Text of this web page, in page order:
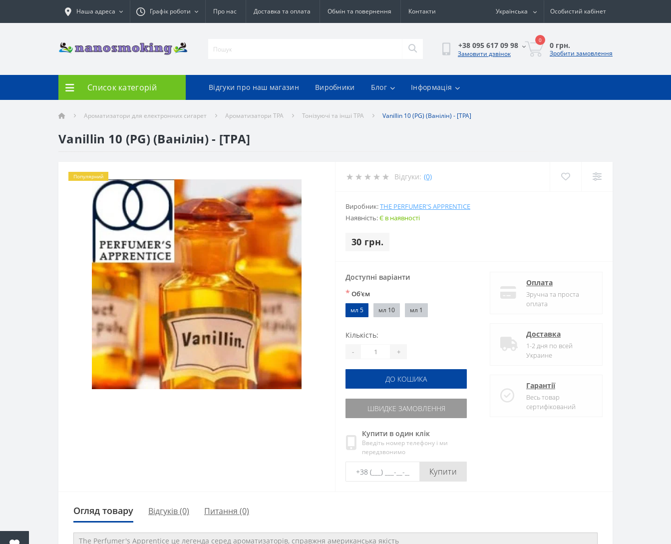
Наша адреса Графік роботи Про нас Доставка та оплата Обмін та повернення Контакти Українська Особистий кабінет
+38 095 617 09 98
Замовити дзвінок
0
0 грн.
Зробити замовлення
Список категорій Відгуки про наш магазин Виробники Блог Інформація
Ароматизатори для електронних сигарет Ароматизатори TPA Тонізуючі та інші TPA Vanillin 10 (PG) (Ванілін) - [TPA]
Vanillin 10 (PG) (Ванілін) - [TPA]
Популярний Відгуки: (0)
Виробник:THE PERFUMER'S APPRENTICE
Наявність:Є в наявності
30 грн.
Доступні варіанти
* Об'єм
мл 5 мл 10 мл 1
Кількість:
- +
ДО КОШИКА
ШВИДКЕ ЗАМОВЛЕННЯ
Купити в один клік
Введіть номер телефону і ми
передзвонимо
Купити
Оплата
Зручна та проста
оплата
Доставка
1-2 дня по всей
Украине
Гарантії
Весь товар
сертифікований
Огляд товару Відгуків (0) Питання (0)
The Perfumer's Apprentice це легенда серед ароматизаторів, справжня американська якість